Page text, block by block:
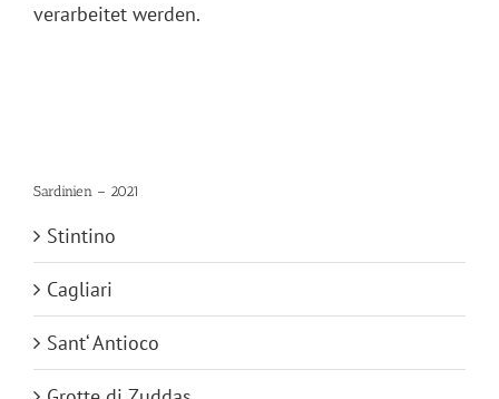
verarbeitet werden.
Sardinien – 2021
Stintino
Cagliari
Sant‘ Antioco